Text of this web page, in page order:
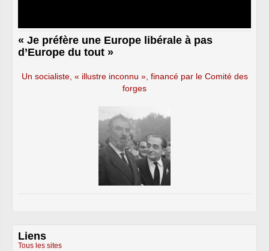
« Je préfère une Europe libérale à pas
d’Europe du tout »
Un socialiste, « illustre inconnu », financé par le Comité des
forges
Liens
Tous les sites